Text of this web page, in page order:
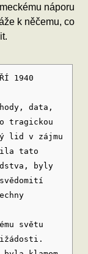
náporu
k něčemu, co
1940
data,
tragickou
lid v zájmu
tato
byly
světu